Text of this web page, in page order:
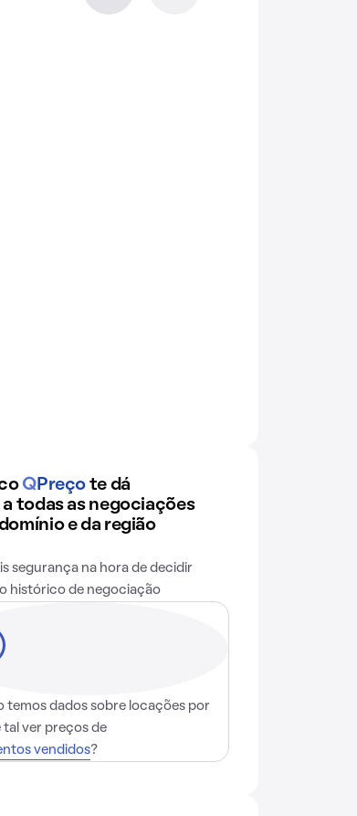
QPreço te dá
a todas as negociações
e da região
segurança na hora de decidir
histórico de negociação
temos dados sobre locações por
tal ver preços de
vendidos?